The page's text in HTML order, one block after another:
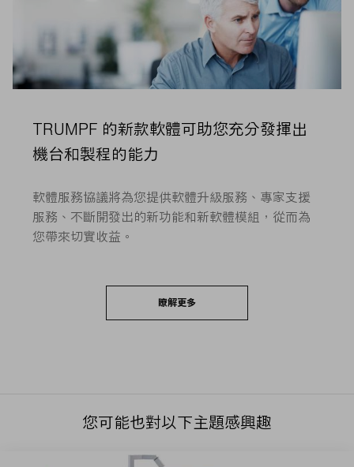
TRUMPF 的新款軟體可助您充分發揮出
機台和製程的能力
軟體服務協議將為您提供軟體升級服務、專家支援
服務、不斷開發出的新功能和新軟體模組，從而為
您帶來切實收益。
瞭解更多
您可能也對以下主題感興趣